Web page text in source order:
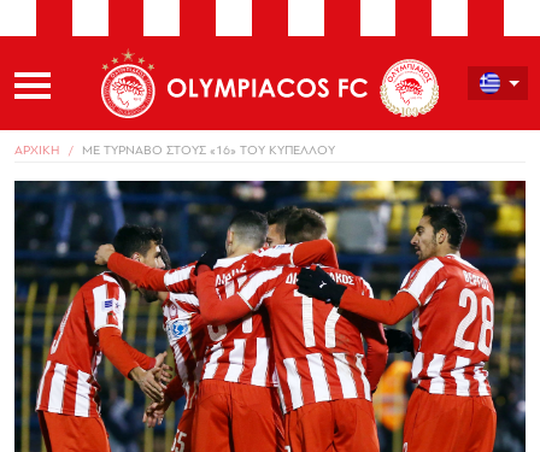
ΑΡΧΙΚΗ ΜΕ ΤΥΡΝΑΒΟ ΣΤΟΥΣ «16» ΤΟΥ ΚΥΠΕΛΛΟΥ